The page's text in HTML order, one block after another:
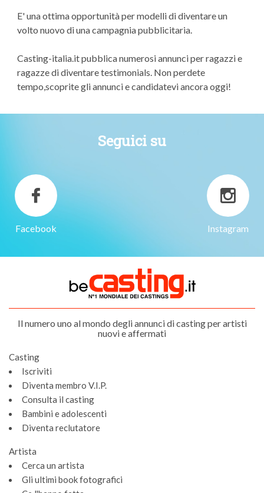
E' una ottima opportunità per modelli di diventare un
volto nuovo di una campagnia pubblicitaria.
Casting-italia.it pubblica numerosi annunci per ragazzi e
ragazze di diventare testimonials. Non perdete
tempo,scoprite gli annunci e candidatevi ancora oggi!
Seguici su
Facebook Instagram
Il numero uno al mondo degli annunci di casting per artisti
nuovi e affermati
Casting
Iscriviti
Diventa membro V.I.P.
Consulta il casting
Bambini e adolescenti
Diventa reclutatore
Artista
Cerca un artista
Gli ultimi book fotografici